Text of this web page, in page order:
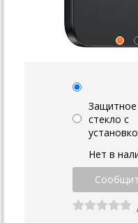
Защитное
стекло с
Нет в